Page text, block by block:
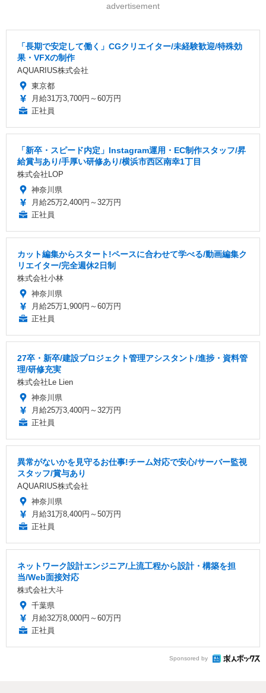
advertisement
「長期で安定して働く」CGクリエイター/未経験歓迎/特殊効
果・VFXの制作
AQUARIUS株式会社
東京都
月給31万3,700円～60万円
正社員
「新卒・スピード内定」Instagram運用・EC制作スタッフ/昇
給賞与あり/手厚い研修あり/横浜市西区南幸1丁目
株式会社LOP
神奈川県
月給25万2,400円～32万円
正社員
カット編集からスタート!ペースに合わせて学べる/動画編集ク
リエイター/完全週休2日制
株式会社小林
神奈川県
月給25万1,900円～60万円
正社員
27卒・新卒/建設プロジェクト管理アシスタント/進捗・資料管
理/研修充実
株式会社Le Lien
神奈川県
月給25万3,400円～32万円
正社員
異常がないかを見守るお仕事!チーム対応で安心/サーバー監視
スタッフ/賞与あり
AQUARIUS株式会社
神奈川県
月給31万8,400円～50万円
正社員
ネットワーク設計エンジニア/上流工程から設計・構築を担
当/Web面接対応
株式会社大斗
千葉県
月給32万8,000円～60万円
正社員
Sponsored by